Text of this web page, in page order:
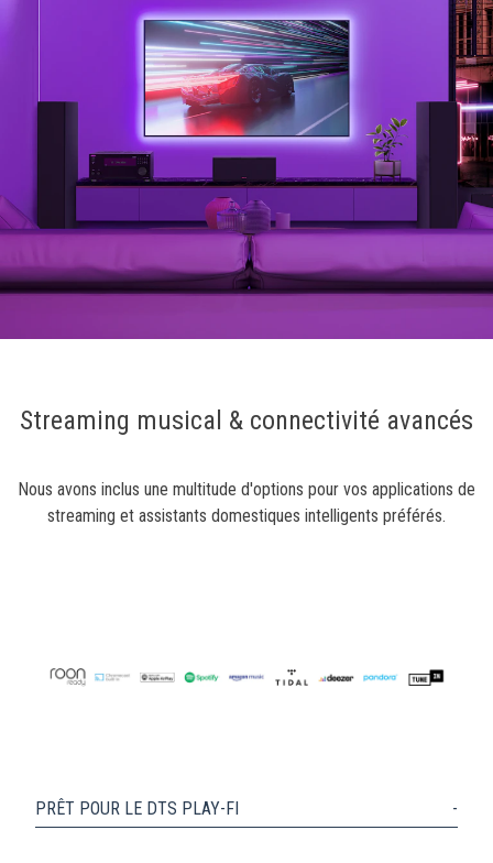
Streaming musical & connectivité avancés
Nous avons inclus une multitude d'options pour vos applications de
streaming et assistants domestiques intelligents préférés.
PRÊT POUR LE DTS PLAY-FI